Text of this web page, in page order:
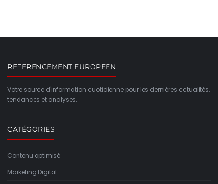
REFERENCEMENT EUROPEEN
Votre source d'information quotidienne pour les dernières actualités,
tendances et analyses.
CATÉGORIES
Contenu optimisé
Marketing Digital